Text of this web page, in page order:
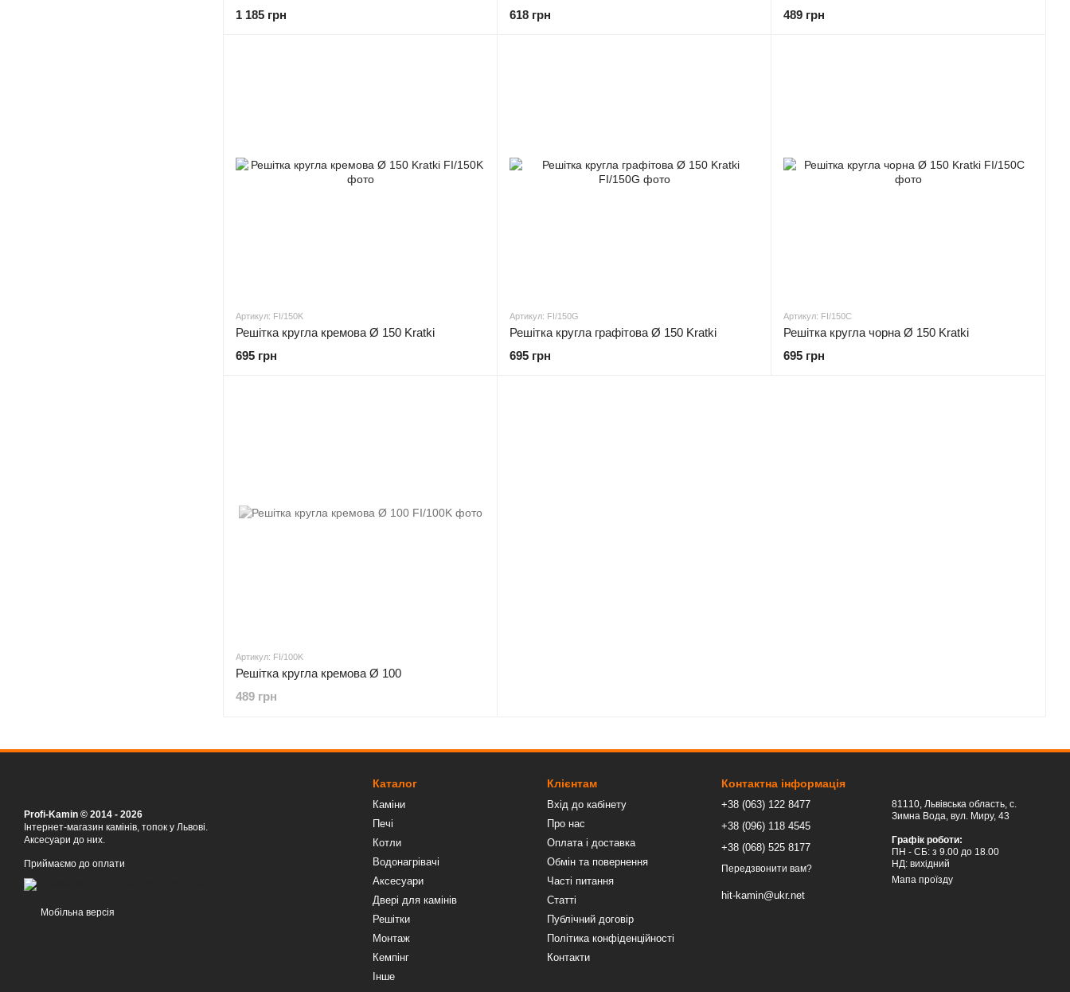
1 185 грн
618 грн
489 грн
Артикул: FI/150K
Решітка кругла кремова Ø 150 Kratki
695 грн
Артикул: FI/150G
Решітка кругла графітова Ø 150 Kratki
695 грн
Артикул: FI/150C
Решітка кругла чорна Ø 150 Kratki
695 грн
Артикул: FI/100K
Решітка кругла кремова Ø 100
489 грн
Profi-Kamin © 2014 - 2026
Інтернет-магазин камінів, топок у Львові.
Аксесуари до них.
Приймаємо до оплати
Мобільна версія
Каталог
Каміни
Печі
Котли
Водонагрівачі
Аксесуари
Двері для камінів
Решітки
Монтаж
Кемпінг
Інше
Клієнтам
Вхід до кабінету
Про нас
Оплата і доставка
Обмін та повернення
Часті питання
Статті
Публічний договір
Політика конфіденційності
Контакти
Контактна інформація
+38 (063) 122 8477
+38 (096) 118 4545
+38 (068) 525 8177
Передзвонити вам?
hit-kamin@ukr.net
81110, Львівська область, c.
Зимна Вода, вул. Миру, 43
Графік роботи:
ПН - СБ: з 9.00 до 18.00
НД: вихідний
Мапа проїзду